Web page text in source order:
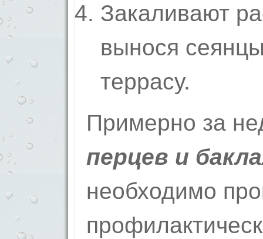
Закаливают
вынося
террасу.
Примерно за
перцев и
необходимо